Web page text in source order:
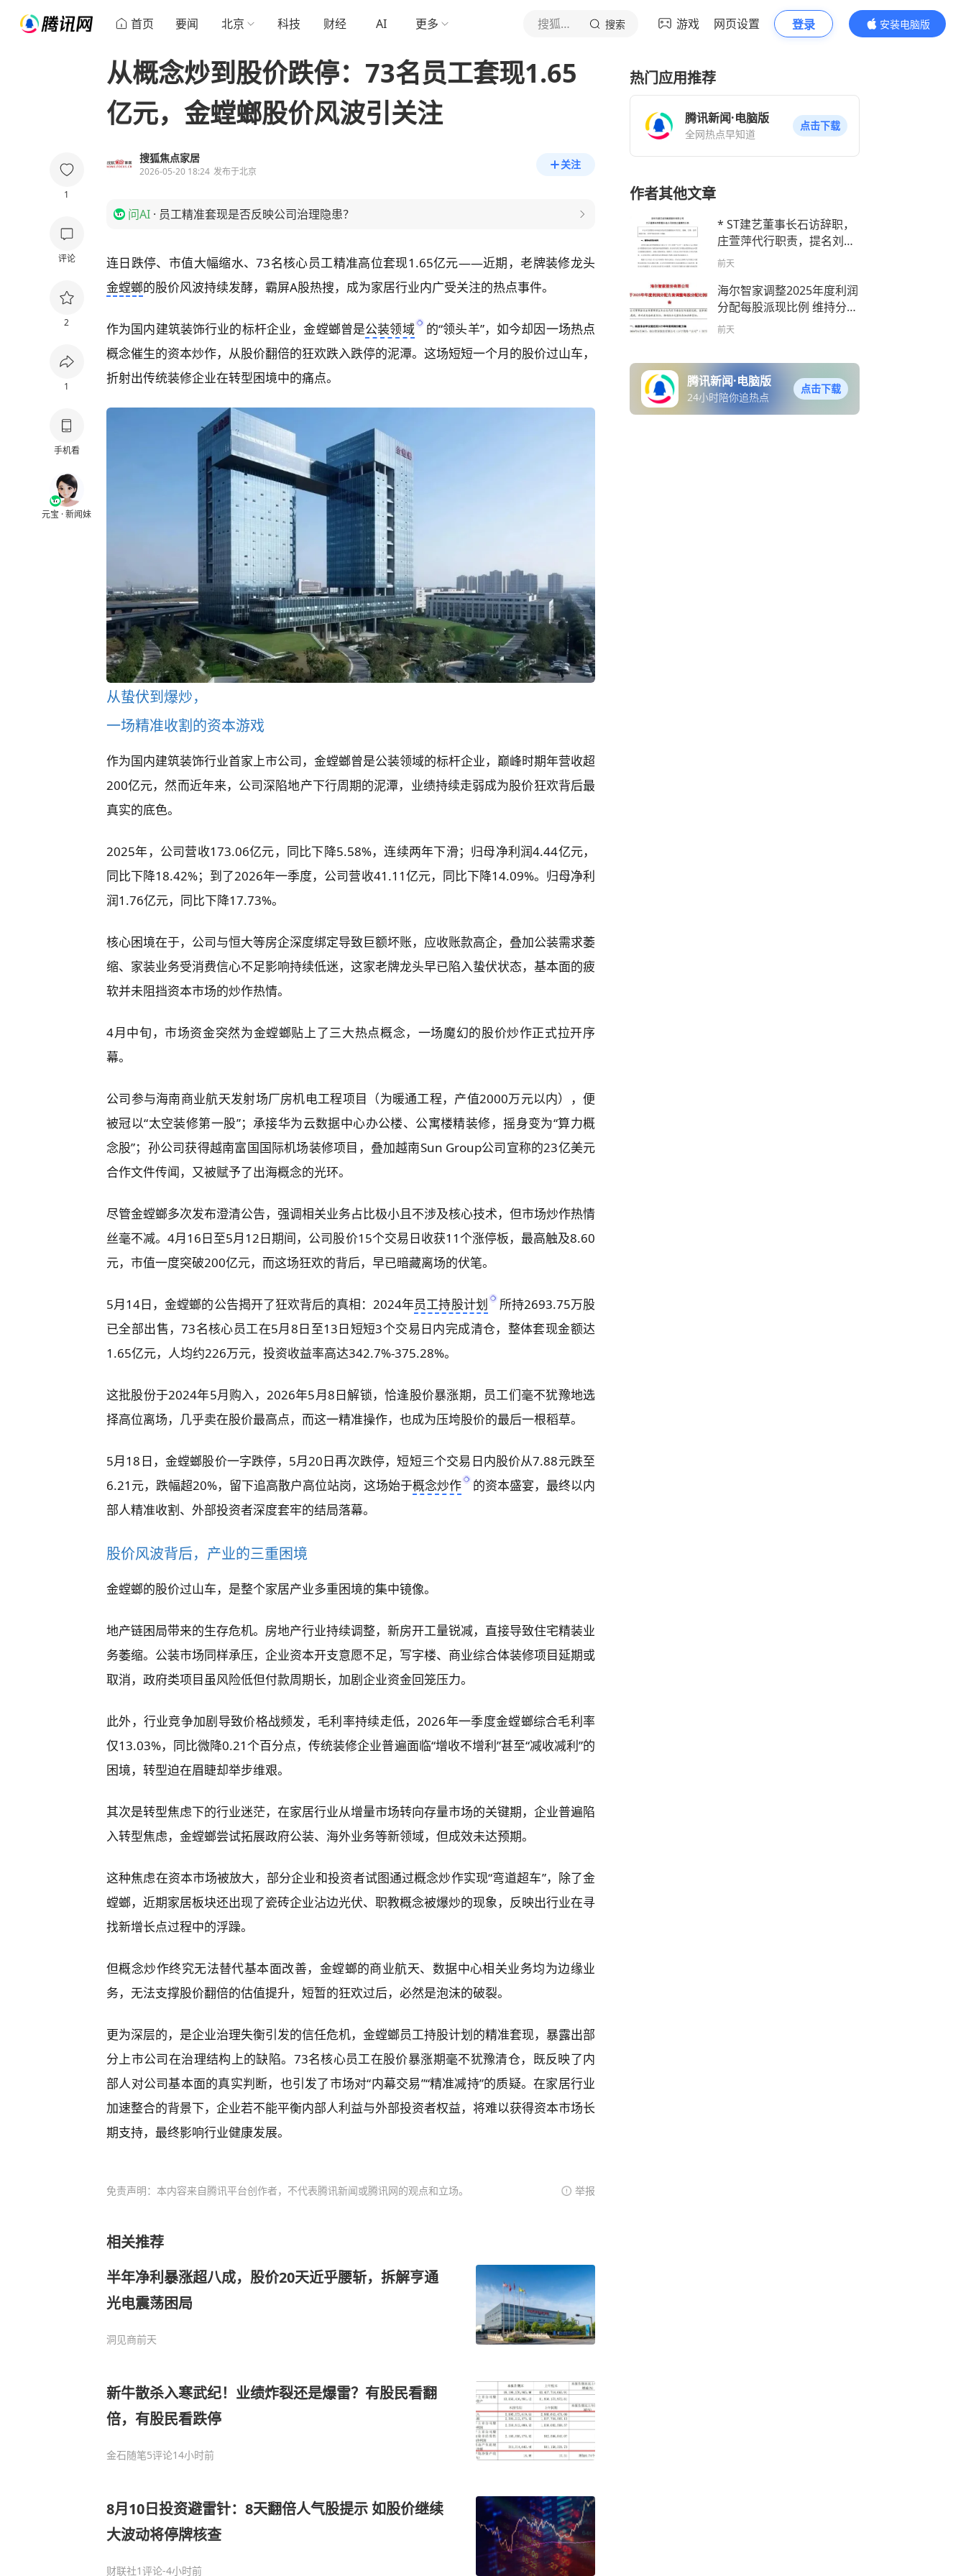
首页 要闻 北京 科技 财经 AI 更多 搜狐焦点家居 搜索 游戏 网页设置 登录
安装电脑版
内容更精彩
1
评论
2
1
手机看
元宝 · 新闻妹
从概念炒到股价跌停：73名员工套现1.65
亿元，金螳螂股价风波引关注
搜狐焦点家居
2026-05-20 18:24 发布于北京
关注
问AI · 员工精准套现是否反映公司治理隐患？
连日跌停、市值大幅缩水、73名核心员工精准高位套现1.65亿元——近期，老牌装修龙头
金螳螂的股价风波持续发酵，霸屏A股热搜，成为家居行业内广受关注的热点事件。
作为国内建筑装饰行业的标杆企业，金螳螂曾是公装领域
的“领头羊”，如今却因一场热点
概念催生的资本炒作，从股价翻倍的狂欢跌入跌停的泥潭。这场短短一个月的股价过山车，
折射出传统装修企业在转型困境中的痛点。
从蛰伏到爆炒，
一场精准收割的资本游戏
作为国内建筑装饰行业首家上市公司，金螳螂曾是公装领域的标杆企业，巅峰时期年营收超
200亿元，然而近年来，公司深陷地产下行周期的泥潭，业绩持续走弱成为股价狂欢背后最
真实的底色。
2025年，公司营收173.06亿元，同比下降5.58%，连续两年下滑；归母净利润4.44亿元，
同比下降18.42%；到了2026年一季度，公司营收41.11亿元，同比下降14.09%。归母净利
润1.76亿元，同比下降17.73%。
核心困境在于，公司与恒大等房企深度绑定导致巨额坏账，应收账款高企，叠加公装需求萎
缩、家装业务受消费信心不足影响持续低迷，这家老牌龙头早已陷入蛰伏状态，基本面的疲
软并未阻挡资本市场的炒作热情。
4月中旬，市场资金突然为金螳螂贴上了三大热点概念，一场魔幻的股价炒作正式拉开序
幕。
公司参与海南商业航天发射场厂房机电工程项目（为暖通工程，产值2000万元以内），便
被冠以“太空装修第一股”；承接华为云数据中心办公楼、公寓楼精装修，摇身变为“算力概
念股”；孙公司获得越南富国国际机场装修项目，叠加越南Sun Group公司宣称的23亿美元
合作文件传闻，又被赋予了出海概念的光环。
尽管金螳螂多次发布澄清公告，强调相关业务占比极小且不涉及核心技术，但市场炒作热情
丝毫不减。4月16日至5月12日期间，公司股价15个交易日收获11个涨停板，最高触及8.60
元，市值一度突破200亿元，而这场狂欢的背后，早已暗藏离场的伏笔。
5月14日，金螳螂的公告揭开了狂欢背后的真相：2024年员工持股计划
所持2693.75万股
已全部出售，73名核心员工在5月8日至13日短短3个交易日内完成清仓，整体套现金额达
1.65亿元，人均约226万元，投资收益率高达342.7%-375.28%。
这批股份于2024年5月购入，2026年5月8日解锁，恰逢股价暴涨期，员工们毫不犹豫地选
择高位离场，几乎卖在股价最高点，而这一精准操作，也成为压垮股价的最后一根稻草。
5月18日，金螳螂股价一字跌停，5月20日再次跌停，短短三个交易日内股价从7.88元跌至
6.21元，跌幅超20%，留下追高散户高位站岗，这场始于概念炒作
的资本盛宴，最终以内
部人精准收割、外部投资者深度套牢的结局落幕。
股价风波背后，产业的三重困境
金螳螂的股价过山车，是整个家居产业多重困境的集中镜像。
地产链困局带来的生存危机。房地产行业持续调整，新房开工量锐减，直接导致住宅精装业
务萎缩。公装市场同样承压，企业资本开支意愿不足，写字楼、商业综合体装修项目延期或
取消，政府类项目虽风险低但付款周期长，加剧企业资金回笼压力。
此外，行业竞争加剧导致价格战频发，毛利率持续走低，2026年一季度金螳螂综合毛利率
仅13.03%，同比微降0.21个百分点，传统装修企业普遍面临“增收不增利”甚至“减收减利”的
困境，转型迫在眉睫却举步维艰。
其次是转型焦虑下的行业迷茫，在家居行业从增量市场转向存量市场的关键期，企业普遍陷
入转型焦虑，金螳螂尝试拓展政府公装、海外业务等新领域，但成效未达预期。
这种焦虑在资本市场被放大，部分企业和投资者试图通过概念炒作实现“弯道超车”，除了金
螳螂，近期家居板块还出现了瓷砖企业沾边光伏、职教概念被爆炒的现象，反映出行业在寻
找新增长点过程中的浮躁。
但概念炒作终究无法替代基本面改善，金螳螂的商业航天、数据中心相关业务均为边缘业
务，无法支撑股价翻倍的估值提升，短暂的狂欢过后，必然是泡沫的破裂。
更为深层的，是企业治理失衡引发的信任危机，金螳螂员工持股计划的精准套现，暴露出部
分上市公司在治理结构上的缺陷。73名核心员工在股价暴涨期毫不犹豫清仓，既反映了内
部人对公司基本面的真实判断，也引发了市场对“内幕交易”“精准减持”的质疑。在家居行业
加速整合的背景下，企业若不能平衡内部人利益与外部投资者权益，将难以获得资本市场长
期支持，最终影响行业健康发展。
免责声明：本内容来自腾讯平台创作者，不代表腾讯新闻或腾讯网的观点和立场。 举报
相关推荐
半年净利暴涨超八成，股价20天近乎腰斩，拆解亨通
光电震荡困局
洞见商前天
新牛散杀入寒武纪！业绩炸裂还是爆雷？有股民看翻
倍，有股民看跌停
金石随笔5评论14小时前
8月10日投资避雷针：8天翻倍人气股提示 如股价继续
大波动将停牌核查
财联社1评论-4小时前
热门应用推荐
腾讯新闻·电脑版
全网热点早知道
点击下载
作者其他文章
* ST建艺董事长石访辞职，
庄萱萍代行职责，提名刘常
青为董事候选人
前天
海尔智家调整2025年度利润
分配每股派现比例 维持分红
总额82.48亿元不变
前天
腾讯新闻·电脑版
24小时陪你追热点
点击下载